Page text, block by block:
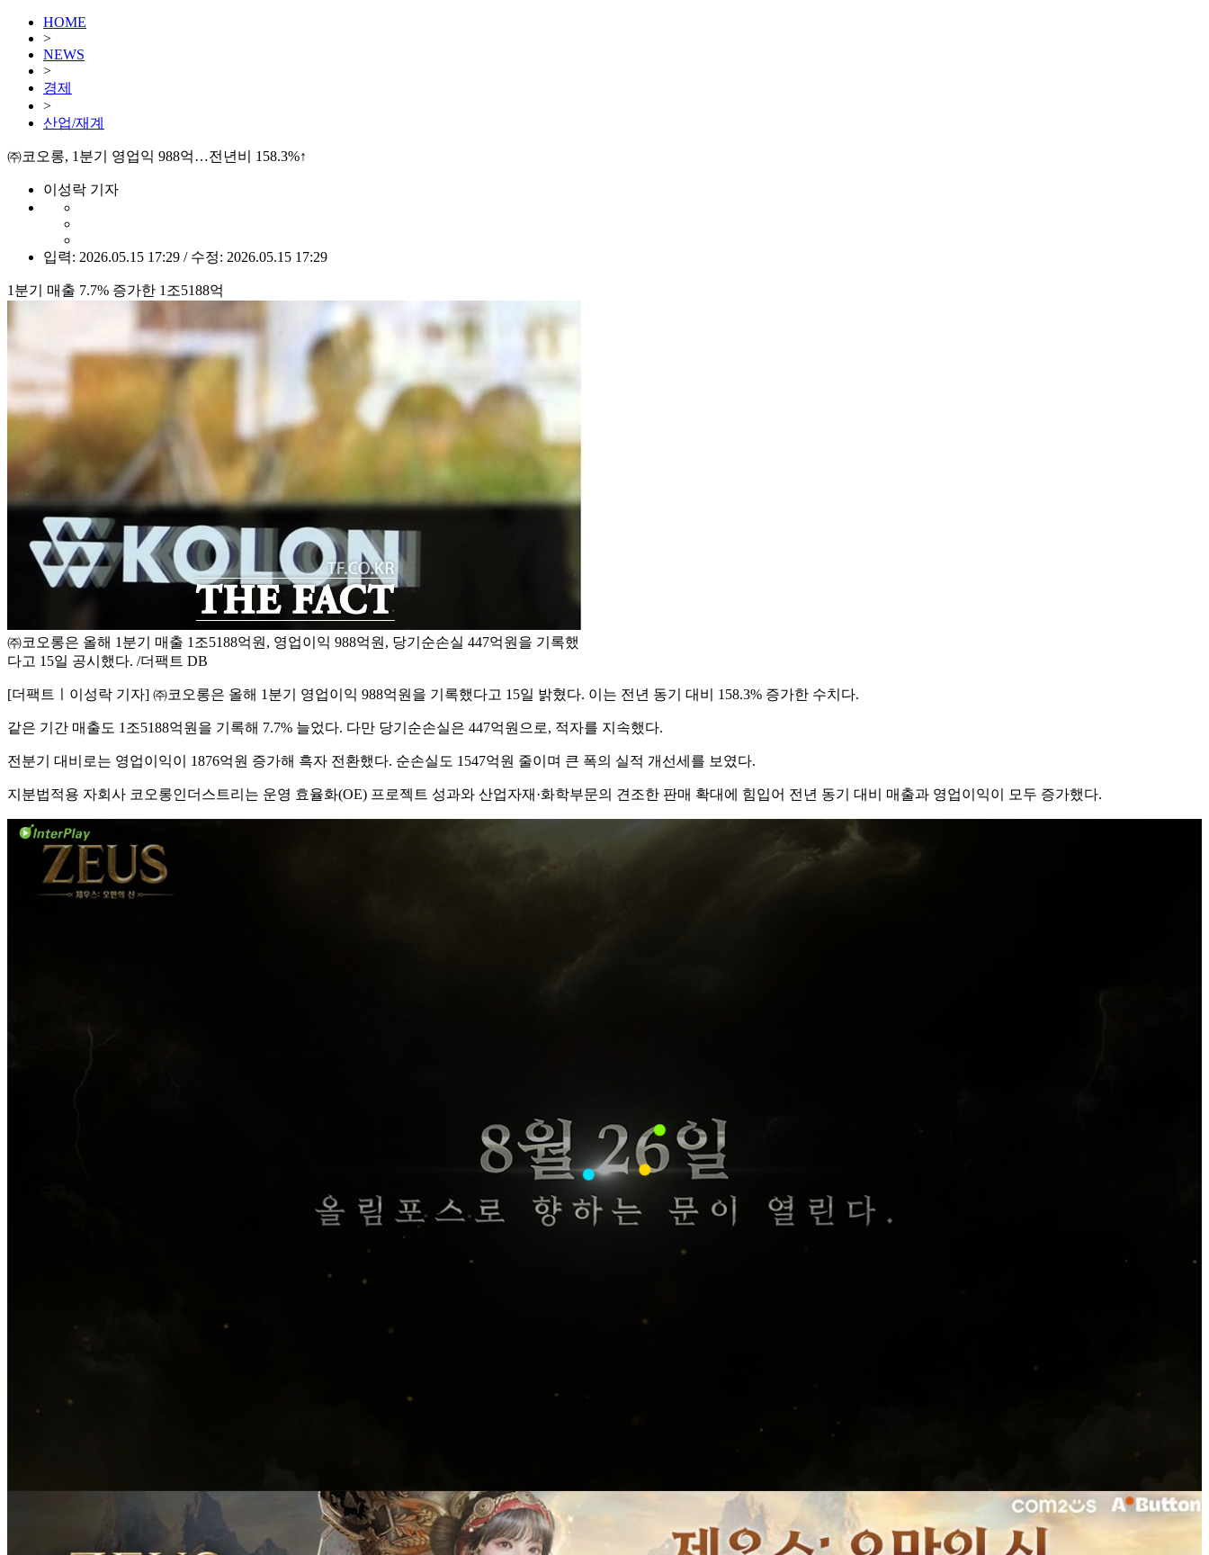
HOME
>
NEWS
>
경제
>
산업/재계
㈜코오롱, 1분기 영업익 988억…전년비 158.3%↑
이성락 기자
입력: 2026.05.15 17:29 / 수정: 2026.05.15 17:29
1분기 매출 7.7% 증가한 1조5188억
㈜코오롱은 올해 1분기 매출 1조5188억원, 영업이익 988억원, 당기순손실 447억원을 기록했
다고 15일 공시했다. /더팩트 DB
[더팩트ㅣ이성락 기자] ㈜코오롱은 올해 1분기 영업이익 988억원을 기록했다고 15일 밝혔다. 이는 전년 동기 대비 158.3% 증가한 수치다.
같은 기간 매출도 1조5188억원을 기록해 7.7% 늘었다. 다만 당기순손실은 447억원으로, 적자를 지속했다.
전분기 대비로는 영업이익이 1876억원 증가해 흑자 전환했다. 순손실도 1547억원 줄이며 큰 폭의 실적 개선세를 보였다.
지분법적용 자회사 코오롱인더스트리는 운영 효율화(OE) 프로젝트 성과와 산업자재·화학부문의 견조한 판매 확대에 힘입어 전년 동기 대비 매출과 영업이익이 모두 증가했다.